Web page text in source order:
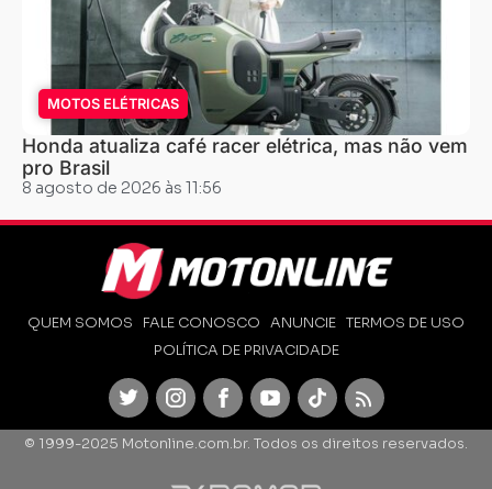
MOTOS ELÉTRICAS
Honda atualiza café racer elétrica, mas não vem
pro Brasil
8 agosto de 2026 às 11:56
QUEM SOMOS FALE CONOSCO ANUNCIE TERMOS DE USO
POLÍTICA DE PRIVACIDADE
TwitterInstagramFacebookYoutubeTikTok Feed
© 1999-2025 Motonline.com.br. Todos os direitos reservados.